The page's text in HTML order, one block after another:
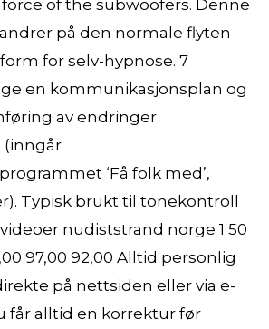
of the subwoofers. Denne
på den normale flyten
for selv-hypnose. 7
en kommunikasjonsplan og
av endringer
(inngår
‘Få folk med’,
Typisk brukt til tonekontroll
nudiststrand norge 1 50
97,00 92,00 Alltid personlig
på nettsiden eller via e-
får alltid en korrektur før